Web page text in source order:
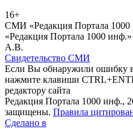
16+
СМИ «Редакция Портала
«Редакция Портала 1000
А.В.
Свидетельство СМИ
Если Вы обнаружили ошибку в
нажмите клавиши
редактору сайта
Редакция Портала 1000 инф.,
защищены. Правила
Сделано в